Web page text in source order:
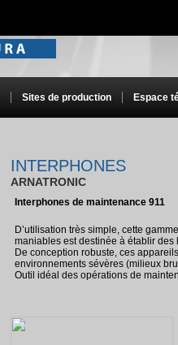
Sites de production Espace
INTERPHONES
ARNATRONIC
Interphones de maintenance 911
D’utilisation très simple, cette
maniables est destinée à établir
De conception robuste, ces
environnements sévères (milieux
Outil idéal des opérations de